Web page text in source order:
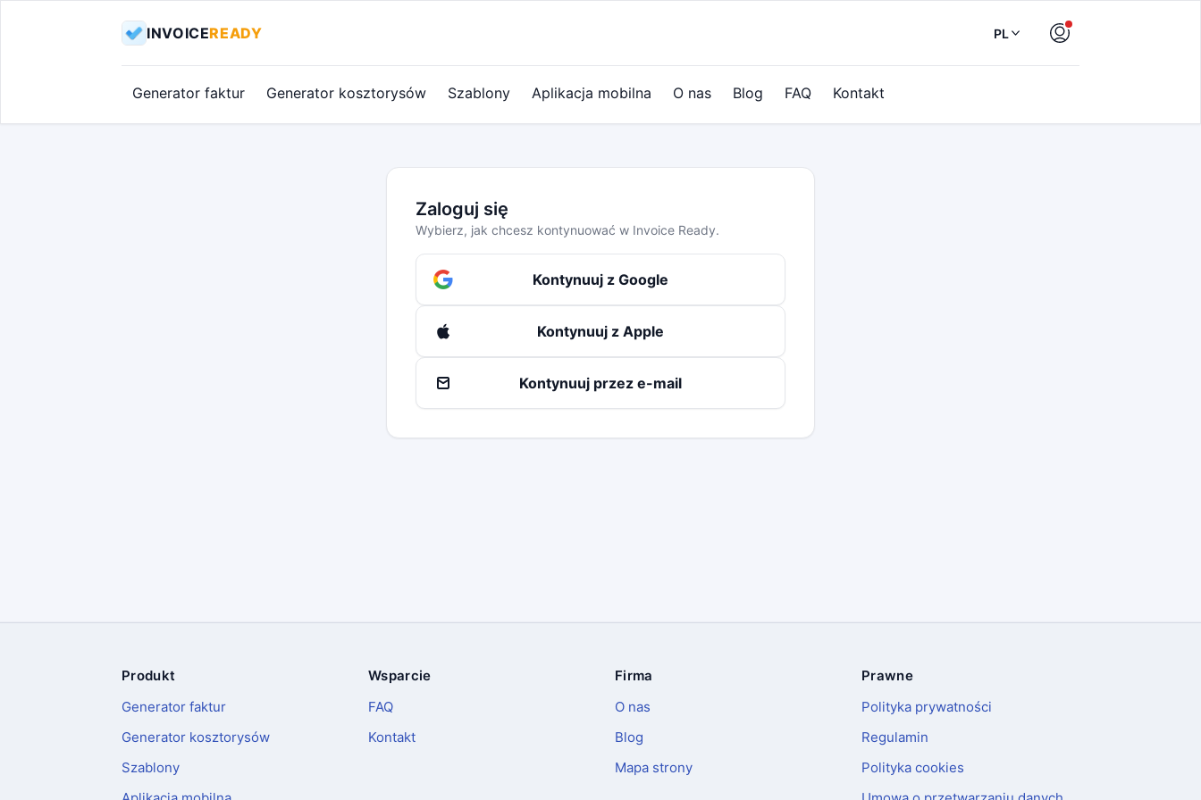
INVOICEREADY PL
Generator faktur Generator kosztorysów Szablony Aplikacja mobilna O nas Blog FAQ Kontakt
Zaloguj się
Wybierz, jak chcesz kontynuować w Invoice Ready.
Kontynuuj z Google
Kontynuuj z Apple
Kontynuuj przez e-mail
Stopka
Produkt
Generator faktur
Generator kosztorysów
Szablony
Wsparcie
FAQ
Kontakt
Firma
O nas
Blog
Mapa strony
Prawne
Polityka prywatności
Regulamin
Polityka cookies